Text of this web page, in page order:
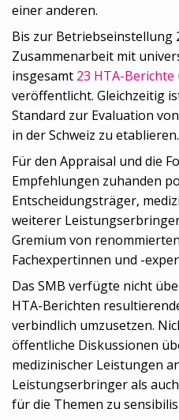
einer anderen.
Bis zur Betriebseinstellung
Zusammenarbeit mit
insgesamt 23 HTA-Berichte
veröffentlicht. Gleichzeitig
Standard zur Evaluation
in der Schweiz zu etablieren.
Für den Appraisal und die
Empfehlungen zuhanden
Entscheidungsträger,
weiterer
Gremium von
Fachexpertinnen und -
Das SMB verfügte nicht
HTA-Berichten
verbindlich umzusetzen.
öffentliche Diskussionen
medizinischer Leistungen
Leistungserbringer als
für die Themen zu